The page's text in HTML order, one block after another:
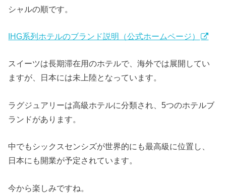
シャルの順です。
IHG系列ホテルのブランド説明（公式ホームページ）
スイーツは長期滞在用のホテルで、海外では展開してい
ますが、日本には未上陸となっています。
ラグジュアリーは高級ホテルに分類され、5つのホテルブ
ランドがあります。
中でもシックスセンシズが世界的にも最高級に位置し、
日本にも開業が予定されています。
今から楽しみですね。